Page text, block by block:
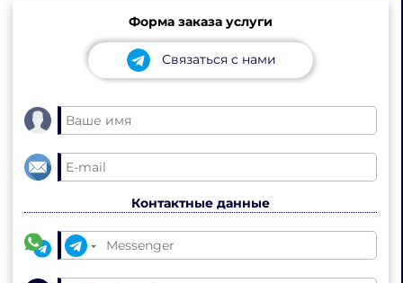
Форма заказа услуги
Связаться с нами
Контактные данные